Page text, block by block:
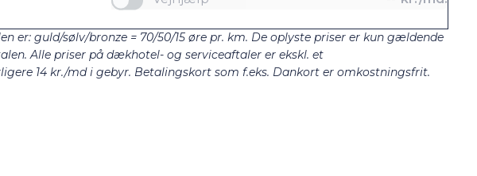
er: guld/sølv/bronze = 70/50/15 øre pr. km. De oplyste priser er kun gældende
Alle priser på dækhotel- og serviceaftaler er ekskl. et
14 kr./md i gebyr. Betalingskort som f.eks. Dankort er omkostningsfrit.